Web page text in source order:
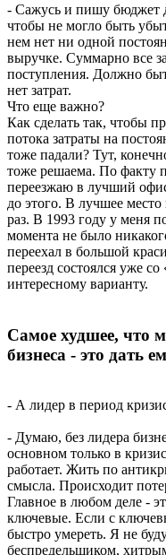
- Сажусь и пишу бюджет
чтобы не могло быть
нем нет ни одной
выручке. Суммарно все
поступления. Должно
нет затрат.
Что еще важно?
Как сделать так, чтобы
потока затраты на
тоже падали? Тут,
тоже решаема. По факту
переезжаю в лучший
до этого. В лучшее
раз. В 1993 году у меня
момента не было
переехал в большой
переезд состоялся уже
интересному варианту.
Самое худшее, что
бизнеса - это дать
- А лидер в период
- Думаю, без лидера
основном только в
работает. Жить по
смысла. Происходит
Главное в любом деле -
ключевые. Если с
быстро умереть. Я не
беспредельщиком,